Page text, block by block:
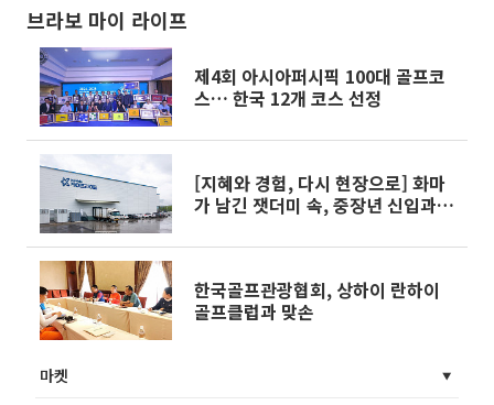
브라보 마이 라이프
제4회 아시아퍼시픽 100대 골프코
스… 한국 12개 코스 선정
[지혜와 경험, 다시 현장으로] 화마
가 남긴 잿더미 속, 중장년 신입과
한국골프관광협회, 상하이 란하이
골프클럽과 맞손
마켓